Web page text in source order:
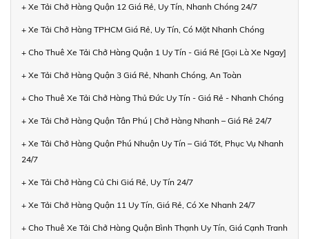
+ Xe Tải Chở Hàng Quận 12 Giá Rẻ, Uy Tín, Nhanh Chóng 24/7
+ Xe Tải Chở Hàng TPHCM Giá Rẻ, Uy Tín, Có Mặt Nhanh Chóng
+ Cho Thuê Xe Tải Chở Hàng Quận 1 Uy Tín - Giá Rẻ [Gọi Là Xe Ngay]
+ Xe Tải Chở Hàng Quận 3 Giá Rẻ, Nhanh Chóng, An Toàn
+ Cho Thuê Xe Tải Chở Hàng Thủ Đức Uy Tín - Giá Rẻ - Nhanh Chóng
+ Xe Tải Chở Hàng Quận Tân Phú | Chở Hàng Nhanh – Giá Rẻ 24/7
+ Xe Tải Chở Hàng Quận Phú Nhuận Uy Tín – Giá Tốt, Phục Vụ Nhanh
24/7
+ Xe Tải Chở Hàng Củ Chi Giá Rẻ, Uy Tín 24/7
+ Xe Tải Chở Hàng Quận 11 Uy Tín, Giá Rẻ, Có Xe Nhanh 24/7
+ Cho Thuê Xe Tải Chở Hàng Quận Bình Thạnh Uy Tín, Giá Cạnh Tranh